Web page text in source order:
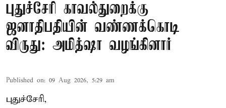
புதுச்சேரி காவல்துறைக்கு
ஜனாதிபதியின் வண்ணக்கொடி
விருது: அமித்ஷா வழங்கினார்
Published on: 09 Aug 2026, 5:29 am
புதுச்சேரி,